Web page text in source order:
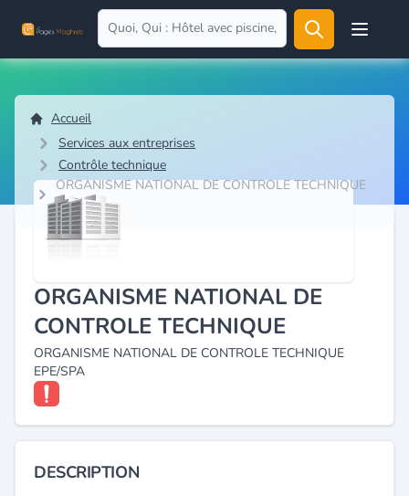
Open
Accueil
Services aux entreprises
Contrôle technique
ORGANISME NATIONAL DE CONTROLE TECHNIQUE
EPE/SPA
ORGANISME NATIONAL DE
CONTROLE TECHNIQUE
ORGANISME NATIONAL DE CONTROLE TECHNIQUE
EPE/SPA
DESCRIPTION